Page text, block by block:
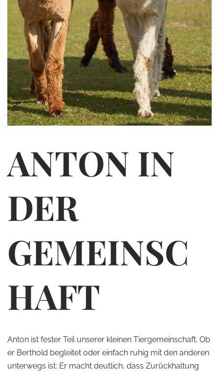
ANTON IN
DER
GEMEINSC
HAFT
Anton ist fester Teil unserer kleinen Tiergemeinschaft. Ob
er Berthold begleitet oder einfach ruhig mit den anderen
unterwegs ist: Er macht deutlich, dass Zurückhaltung